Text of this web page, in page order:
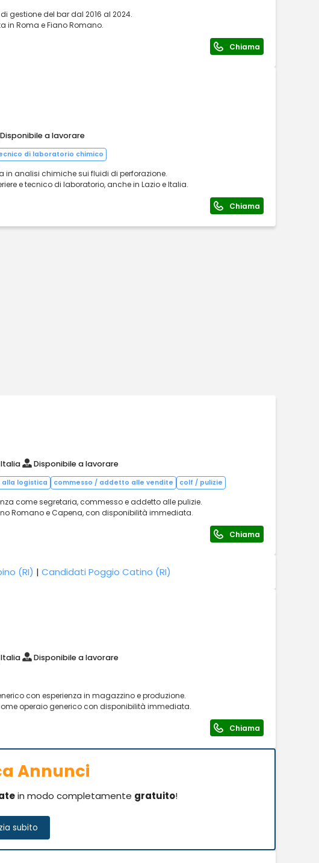
gestione del bar dal 2016 al 2024.
in Roma e Fiano Romano.
Chiama
Disponibile a lavorare
di laboratorio chimico
in analisi chimiche sui fluidi di perforazione.
e tecnico di laboratorio, anche in Lazio e Italia.
Chiama
Italia Disponibile a lavorare
logistica commesso / addetto alle vendite colf / pulizie
come segretaria, commesso e addetto alle pulizie.
Romano e Capena, con disponibilità immediata.
Chiama
(RI) | Candidati Poggio Catino (RI)
Italia Disponibile a lavorare
con esperienza in magazzino e produzione.
operaio generico con disponibilità immediata.
Chiama
Annunci
in modo completamente gratuito!
subito